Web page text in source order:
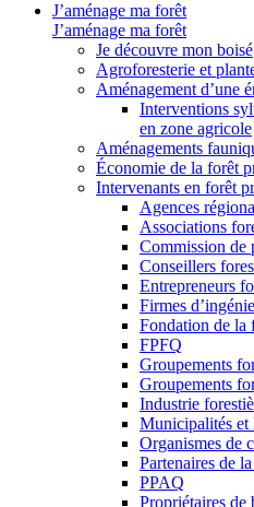
J’aménage ma forêt
J’aménage ma forêt
Je découvre mon boisé
Agroforesterie et
Aménagement d’une
Interventions
en zone agricole
Aménagements
Économie de la forêt
Intervenants en forêt
Agences
Associations
Commission de
Conseillers
Entrepreneurs
Firmes
Fondation de la
FPFQ
Groupements
Groupements
Industrie
Municipalités et
Organismes de
Partenaires de
PPAQ
Propriétaires de